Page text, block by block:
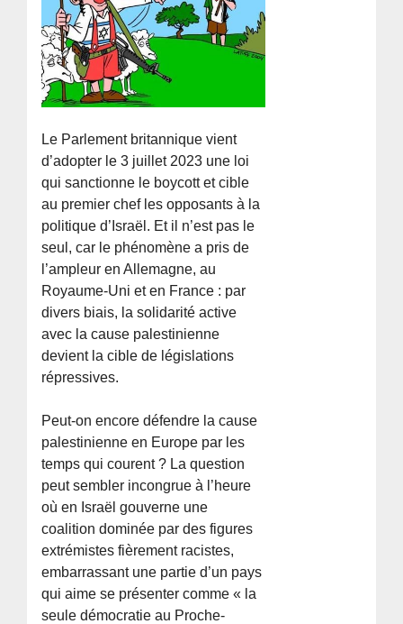
Le Parlement britannique vient
d’adopter le 3 juillet 2023 une loi
qui sanctionne le boycott et cible
au premier chef les opposants à la
politique d’Israël. Et il n’est pas le
seul, car le phénomène a pris de
l’ampleur en Allemagne, au
Royaume-Uni et en France : par
divers biais, la solidarité active
avec la cause palestinienne
devient la cible de législations
répressives.
Peut-on encore défendre la cause
palestinienne en Europe par les
temps qui courent ? La question
peut sembler incongrue à l’heure
où en Israël gouverne une
coalition dominée par des figures
extrémistes fièrement racistes,
embarrassant une partie d’un pays
qui aime se présenter comme « la
seule démocratie au Proche-